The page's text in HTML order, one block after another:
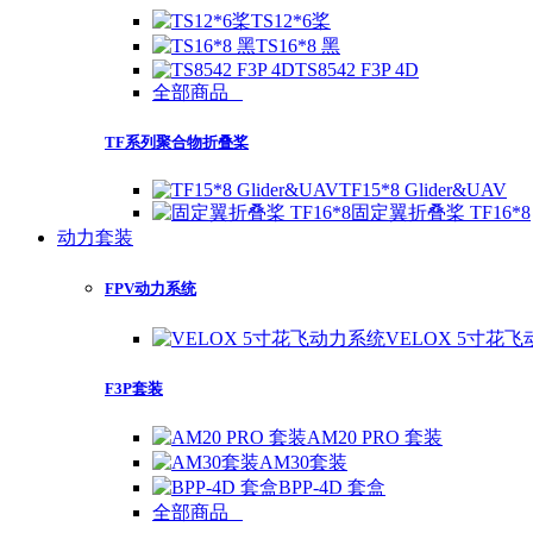
TS12*6桨
TS16*8 黑
TS8542 F3P 4D
全部商品
TF系列聚合物折叠桨
TF15*8 Glider&UAV
固定翼折叠桨 TF16*8
动力套装
FPV动力系统
VELOX 5寸花飞
F3P套装
AM20 PRO 套装
AM30套装
BPP-4D 套盒
全部商品